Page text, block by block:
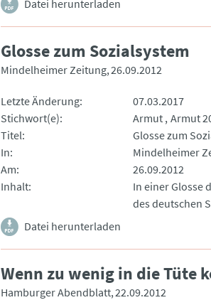
Datei herunterladen
Glosse zum Sozialsystem
Mindelheimer Zeitung 26.09.2012
Letzte Änderung
07.03.2017
Stichwort(e)
Armut Armut
Titel
Glosse zum
In
Mindelheimer
Am
26.09.2012
Inhalt
In einer Glosse
des deutschen
Datei herunterladen
Wenn zu wenig in die Tüte
Hamburger Abendblatt 22.09.2012